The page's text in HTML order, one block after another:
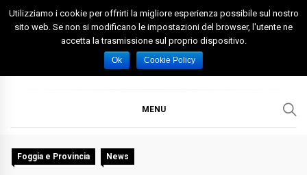
Skip
Spazio Foggia
Foggia News Calcio Eventi e Attività nella Capitanata
MENU
Foggia e Provincia News
Utilizziamo i cookie per offrirti la migliore esperienza possibile sul nostro
sito web. Se non si modificano le impostazioni del browser, l'utente ne
accetta la trasmissione sul proprio dispositivo.
Ok Cookie Policy